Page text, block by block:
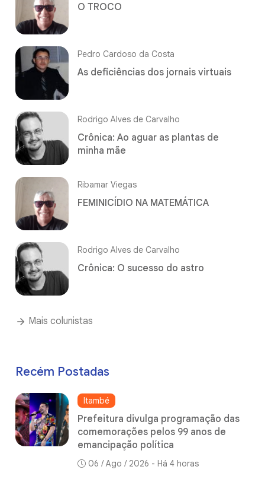
O TROCO
Pedro Cardoso da Costa
As deficiências dos jornais virtuais
Rodrigo Alves de Carvalho
Crônica: Ao aguar as plantas de
minha mãe
Ribamar Viegas
FEMINICÍDIO NA MATEMÁTICA
Rodrigo Alves de Carvalho
Crônica: O sucesso do astro
Mais colunistas
Recém Postadas
Itambé
Prefeitura divulga programação das
comemorações pelos 99 anos de
emancipação política
06 / Ago / 2026 - Há 4 horas